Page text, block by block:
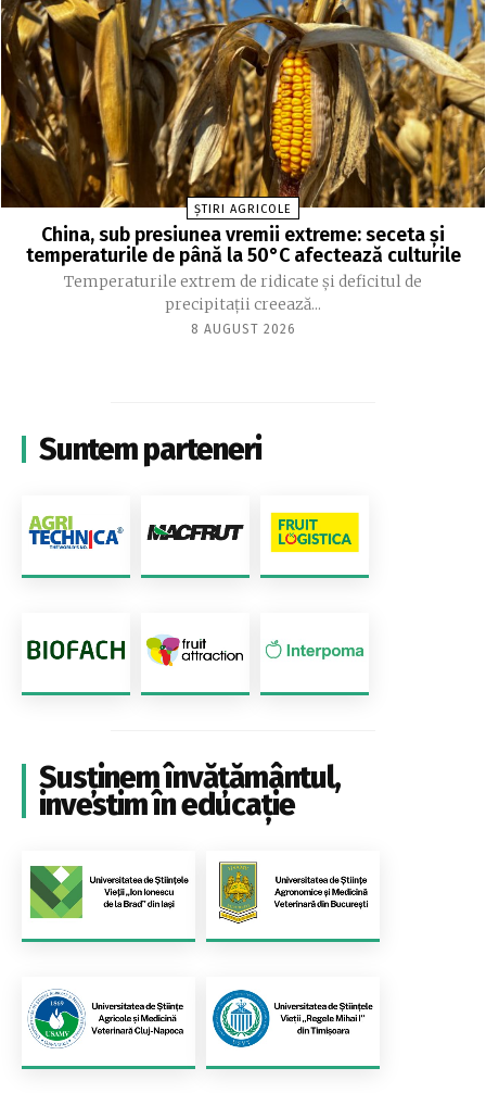
ȘTIRI AGRICOLE
China, sub presiunea vremii extreme: seceta și
temperaturile de până la 50°C afectează culturile
Temperaturile extrem de ridicate și deficitul de
precipitații creează...
8 AUGUST 2026
Suntem parteneri
Susținem învățământul,
investim în educație